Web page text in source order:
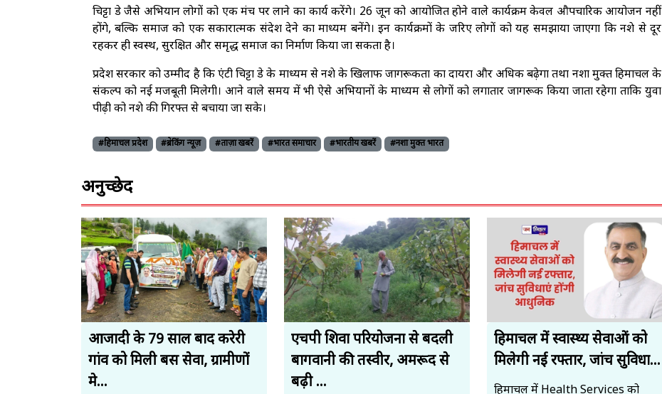
चिट्टा डे जैसे अभियान लोगों को एक मंच पर लाने का कार्य करेंगे। 26 जून को आयोजित होने वाले कार्यक्रम केवल औपचारिक आयोजन नहीं
होंगे, बल्कि समाज को एक सकारात्मक संदेश देने का माध्यम बनेंगे। इन कार्यक्रमों के जरिए लोगों को यह समझाया जाएगा कि नशे से दूर
रहकर ही स्वस्थ, सुरक्षित और समृद्ध समाज का निर्माण किया जा सकता है।
प्रदेश सरकार को उम्मीद है कि एंटी चिट्टा डे के माध्यम से नशे के खिलाफ जागरूकता का दायरा और अधिक बढ़ेगा तथा नशा मुक्त हिमाचल के
संकल्प को नई मजबूती मिलेगी। आने वाले समय में भी ऐसे अभियानों के माध्यम से लोगों को लगातार जागरूक किया जाता रहेगा ताकि युवा
पीढ़ी को नशे की गिरफ्त से बचाया जा सके।
#हिमाचल प्रदेश #ब्रेकिंग न्यूज़ #ताज़ा खबरें #भारत समाचार #भारतीय खबरें #नशा मुक्त भारत
अनुच्छेद
आजादी के 79 साल बाद करेरी
गांव को मिली बस सेवा, ग्रामीणों
मे...
एचपी शिवा परियोजना से बदली
बागवानी की तस्वीर, अमरूद से
बढ़ी ...
हिमाचल में स्वास्थ्य सेवाओं को
मिलेगी नई रफ्तार, जांच सुविधा...
हिमाचल में Health Services को